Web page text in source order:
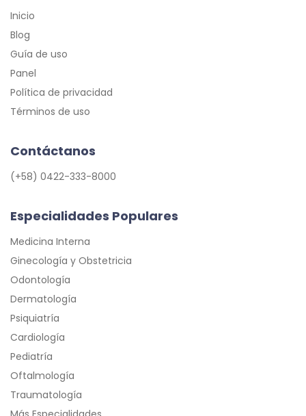
Inicio
Blog
Guía de uso
Panel
Política de privacidad
Términos de uso
Contáctanos
(+58) 0422-333-8000
Especialidades Populares
Medicina Interna
Ginecología y Obstetricia
Odontología
Dermatología
Psiquiatría
Cardiología
Pediatría
Oftalmología
Traumatología